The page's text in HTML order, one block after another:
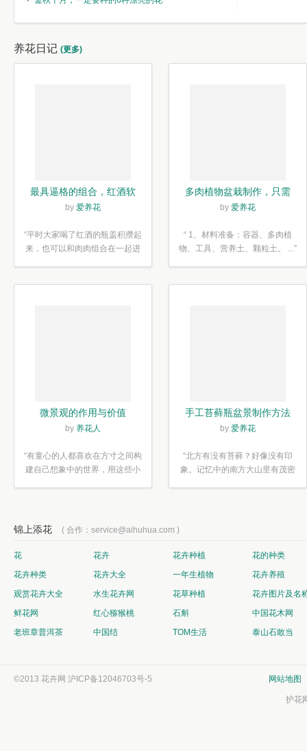
养花日记 (更多)
最具逼格的组合，红酒软
木塞diy多肉植物盆栽
by 爱养花
“平时大家喝了红酒的瓶盖积攒起
来，也可以和肉肉组合在一起进
多肉植物盆栽制作，只需
简单6步
by 爱养花
“ 1、材料准备：容器、多肉植
物、工具、营养土、颗粒土。 ...”
微景观的作用与价值
by 养花人
“有童心的人都喜欢在方寸之间构
建自己想象中的世界，用这些小
手工苔藓瓶盆景制作方法
by 爱养花
“北方有没有苔藓？好像没有印
象。记忆中的南方大山里有茂密
锦上添花 ( 合作：service@aihuhua.com )
花 花卉 花卉种植
花的种类
花卉种类
花卉大全 一年生植物
花卉养殖
观赏花卉大全
水生花卉网 花草种植
花卉图片及名
鲜花网
红心猕猴桃 石斛
中国花木网
老班章普洱茶
中国结 TOM生活 泰山石敢当
©2013 花卉网 沪ICP备12046703号-5 网站地图
护花